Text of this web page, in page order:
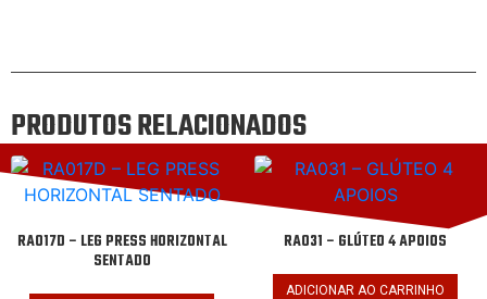
PRODUTOS RELACIONADOS
RA017D – LEG PRESS HORIZONTAL
SENTADO
RA031 – GLÚTEO 4 APOIOS
ADICIONAR AO CARRINHO